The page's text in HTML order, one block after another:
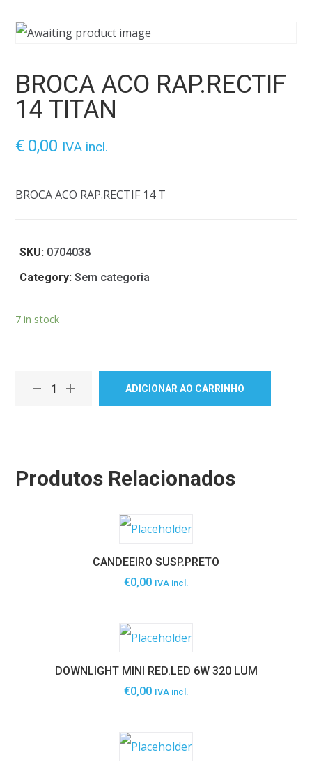
BROCA ACO RAP.RECTIF
14 TITAN
€ 0,00 IVA incl.
BROCA ACO RAP.RECTIF 14 T
SKU: 0704038
Category:Sem categoria
7 in stock
ADICIONAR AO CARRINHO
Produtos Relacionados
CANDEEIRO SUSP.PRETO
€0,00 IVA incl.
DOWNLIGHT MINI RED.LED 6W 320 LUM
€0,00 IVA incl.